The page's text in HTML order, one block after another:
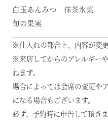
白玉あんみつ 抹茶氷菓
旬の果実
※仕入れの都合上、内容が変
※来店してからのアレルギー
ねます。
場合によっては会席の変更や
になる場合もございます。
必ず、予約時に申告して頂き